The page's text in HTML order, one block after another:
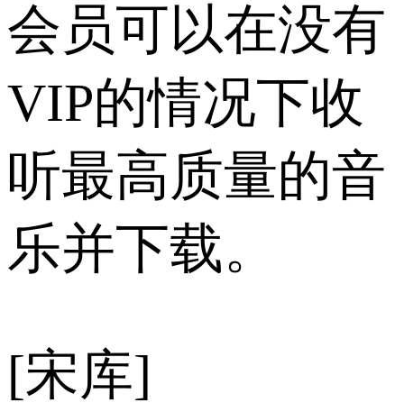
会员可以在没有
VIP的情况下收
听最高质量的音
乐并下载。
[宋库]